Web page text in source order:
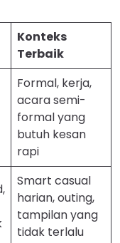
Konteks
Terbaik
Formal, kerja,
acara semi-
formal yang
butuh kesan
rapi
Smart casual
harian, outing,
tampilan yang
tidak terlalu